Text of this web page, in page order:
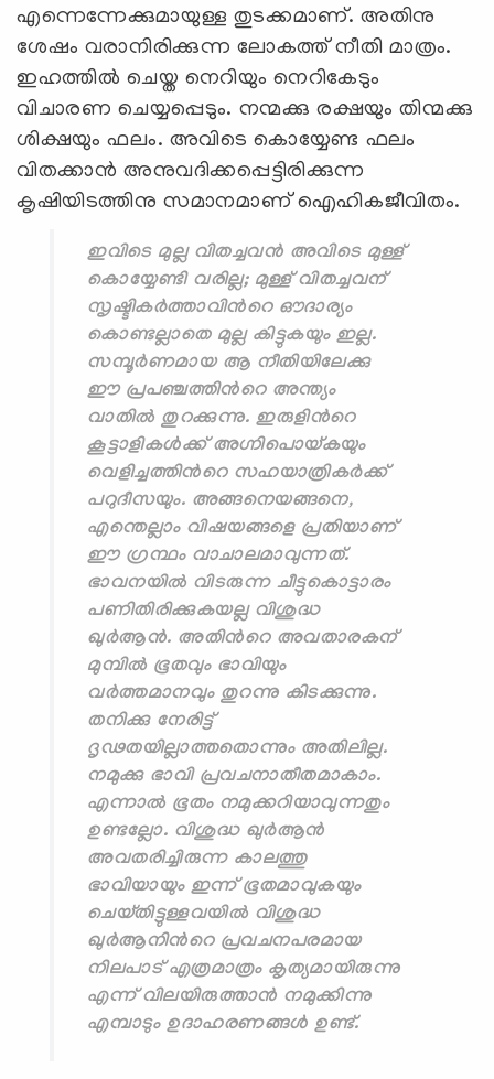
എന്നെന്നേക്കുമായുള്ള തുടക്കമാണ്. അതിനു
ശേഷം വരാനിരിക്കുന്ന ലോകത്ത് നീതി മാത്രം.
ഇഹത്തില്‍ ചെയ്ത നെറിയും നെറികേടും
വിചാരണ ചെയ്യപ്പെടും. നന്മക്കു രക്ഷയും തിന്മക്കു
ശിക്ഷയും ഫലം. അവിടെ കൊയ്യേണ്ട ഫലം
വിതക്കാന്‍ അനുവദിക്കപ്പെട്ടിരിക്കുന്ന
കൃഷിയിടത്തിനു സമാനമാണ് ഐഹികജീവിതം.
ഇവിടെ മുല്ല വിതച്ചവന്‍ അവിടെ മുള്ള്
കൊയ്യേണ്ടി വരില്ല; മുള്ള് വിതച്ചവന്
സൃഷ്ടികര്‍ത്താവിന്‍റെ ഔദാര്യം
കൊണ്ടല്ലാതെ മുല്ല കിട്ടുകയും ഇല്ല.
സമ്പൂര്‍ണമായ ആ നീതിയിലേക്കു
ഈ പ്രപഞ്ചത്തിന്‍റെ അന്ത്യം
വാതില്‍ തുറക്കുന്നു. ഇരുളിന്‍റെ
കൂട്ടാളികള്‍ക്ക് അഗ്നിപൊയ്കയും
വെളിച്ചത്തിന്‍റെ സഹയാത്രികര്‍ക്ക്
പറുദീസയും. അങ്ങനെയങ്ങനെ,
എന്തെല്ലാം വിഷയങ്ങളെ പ്രതിയാണ്
ഈ ഗ്രന്ഥം വാചാലമാവുന്നത്.
ഭാവനയില്‍ വിടരുന്ന ചീട്ടുകൊട്ടാരം
പണിതിരിക്കുകയല്ല വിശുദ്ധ
ഖുര്‍ആന്‍. അതിന്‍റെ അവതാരകന്
മുമ്പില്‍ ഭൂതവും ഭാവിയും
വര്‍ത്തമാനവും തുറന്നു കിടക്കുന്നു.
തനിക്കു നേരിട്ട്
ദൃഢതയില്ലാത്തതൊന്നും അതിലില്ല.
നമുക്കു ഭാവി പ്രവചനാതീതമാകാം.
എന്നാല്‍ ഭൂതം നമുക്കറിയാവുന്നതും
ഉണ്ടല്ലോ. വിശുദ്ധ ഖുര്‍ആന്‍
അവതരിച്ചിരുന്ന കാലത്തു
ഭാവിയായും ഇന്ന് ഭൂതമാവുകയും
ചെയ്തിട്ടുള്ളവയില്‍ വിശുദ്ധ
ഖുര്‍ആനിന്‍റെ പ്രവചനപരമായ
നിലപാട് എത്രമാത്രം കൃത്യമായിരുന്നു
എന്ന് വിലയിരുത്താന്‍ നമുക്കിന്നു
എമ്പാടും ഉദാഹരണങ്ങള്‍ ഉണ്ട്.